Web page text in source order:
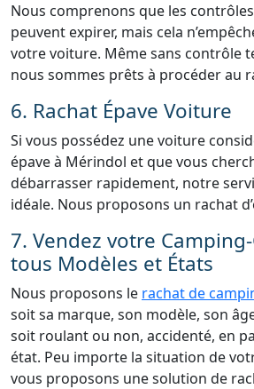
Nous comprenons que les
peuvent expirer, mais cela
votre voiture. Même sans contrôle
nous sommes prêts à procéder au
6. Rachat Épave Voiture
Si vous possédez une voiture
épave à Mérindol et que vous
débarrasser rapidement, notre
idéale. Nous proposons un rachat
7. Vendez votre
tous Modèles et États
Nous proposons le rachat de
soit sa marque, son modèle, son
soit roulant ou non, accidenté, en
état. Peu importe la situation de
vous proposons une solution de